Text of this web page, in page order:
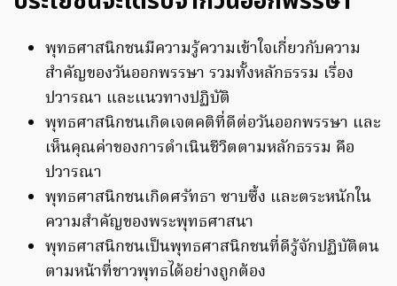
พุทธศาสนิกชนมีความรู้ความเข้าใจเกี่ยวกับความ
สำคัญของวันออกพรรษา รวมทั้งหลักธรรม เรื่อง
ปวารณา และแนวทางปฏิบัติ
พุทธศาสนิกชนเกิดเจตคติที่ดีต่อวันออกพรรษา และ
เห็นคุณค่าของการดำเนินชีวิตตามหลักธรรม คือ
ปวารณา
พุทธศาสนิกชนเกิดศรัทธา ซาบซึ้ง และตระหนักใน
ความสำคัญของพระพุทธศาสนา
พุทธศาสนิกชนเป็นพุทธศาสนิกชนที่ดีรู้จักปฏิบัติตน
ตามหน้าที่ชาวพุทธได้อย่างถูกต้อง